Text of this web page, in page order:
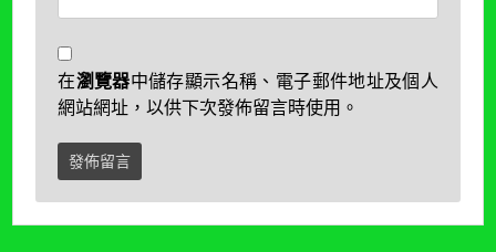
在瀏覽器中儲存顯示名稱、電子郵件地址及個人
網站網址，以供下次發佈留言時使用。